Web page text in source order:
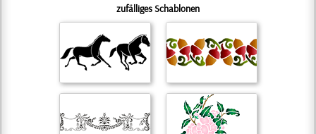
zufälliges Schablonen